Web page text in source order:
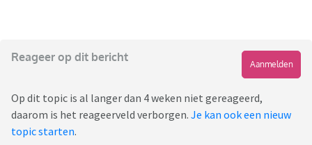
Reageer op dit bericht
Aanmelden
Op dit topic is al langer dan 4 weken niet gereageerd,
daarom is het reageerveld verborgen. Je kan ook een nieuw
topic starten.